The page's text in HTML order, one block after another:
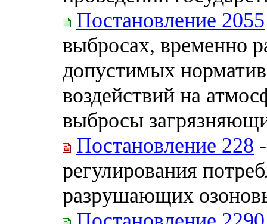
Постановление 2055
выбросах, временно
допустимых
воздействий на
выбросы
Постановление 228
регулирования
разрушающих